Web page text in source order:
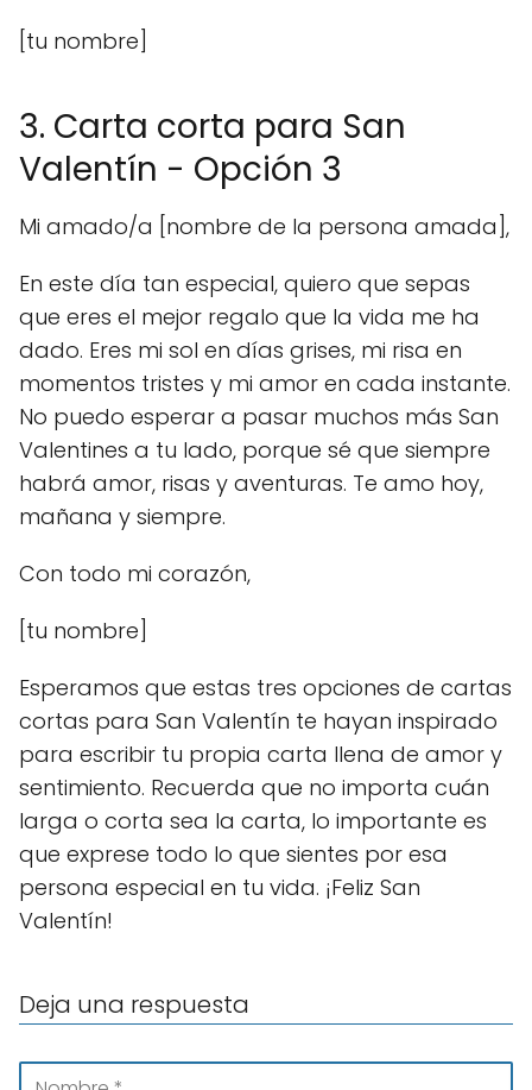
[tu nombre]
3. Carta corta para San
Valentín - Opción 3
Mi amado/a [nombre de la persona amada],
En este día tan especial, quiero que sepas
que eres el mejor regalo que la vida me ha
dado. Eres mi sol en días grises, mi risa en
momentos tristes y mi amor en cada instante.
No puedo esperar a pasar muchos más San
Valentines a tu lado, porque sé que siempre
habrá amor, risas y aventuras. Te amo hoy,
mañana y siempre.
Con todo mi corazón,
[tu nombre]
Esperamos que estas tres opciones de cartas
cortas para San Valentín te hayan inspirado
para escribir tu propia carta llena de amor y
sentimiento. Recuerda que no importa cuán
larga o corta sea la carta, lo importante es
que exprese todo lo que sientes por esa
persona especial en tu vida. ¡Feliz San
Valentín!
Deja una respuesta